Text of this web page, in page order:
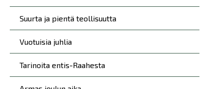
Suurta ja pientä teollisuutta
Vuotuisia juhlia
Tarinoita entis-Raahesta